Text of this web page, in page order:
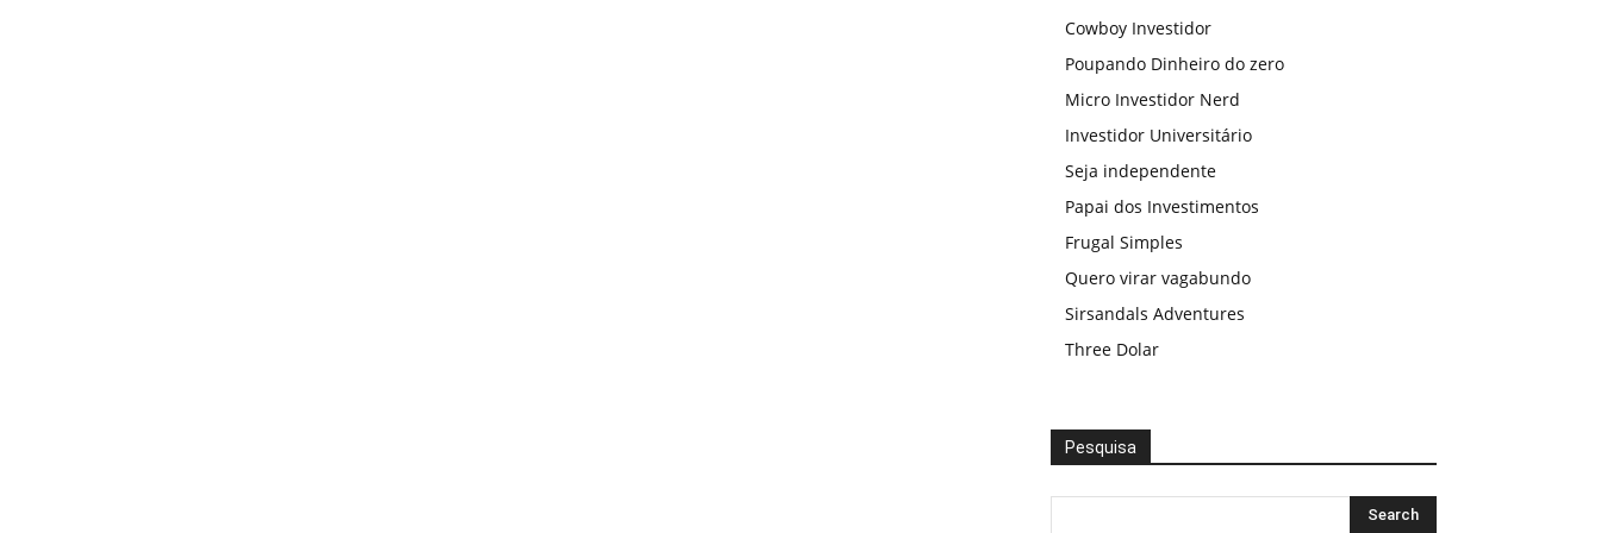
Cowboy Investidor
Poupando Dinheiro do zero
Micro Investidor Nerd
Investidor Universitário
Seja independente
Papai dos Investimentos
Frugal Simples
Quero virar vagabundo
Sirsandals Adventures
Three Dolar
Pesquisa